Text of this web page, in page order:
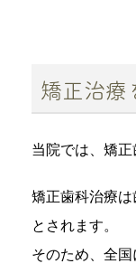
矯正治療
当院では、矯
矯正歯科治療
とされます。
そのため、全